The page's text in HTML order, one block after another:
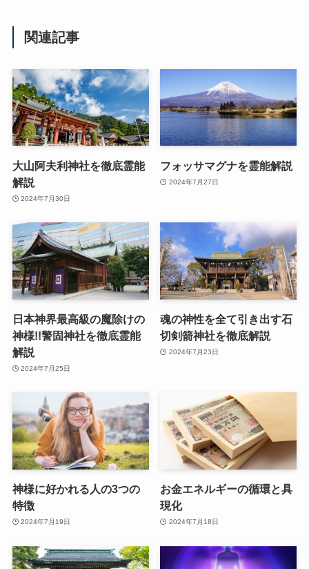
関連記事
大山阿夫利神社を徹底霊能
解説
2024年7月30日
フォッサマグナを霊能解説
2024年7月27日
日本神界最高級の魔除けの
神様!!警固神社を徹底霊能
解説
2024年7月25日
魂の神性を全て引き出す石
切剣箭神社を徹底解説
2024年7月23日
神様に好かれる人の3つの
特徴
2024年7月19日
お金エネルギーの循環と具
現化
2024年7月18日